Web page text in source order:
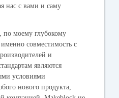
нас с вами и саму
по моему глубокому
совместимость с
и
являются
условиями
нового продукта,